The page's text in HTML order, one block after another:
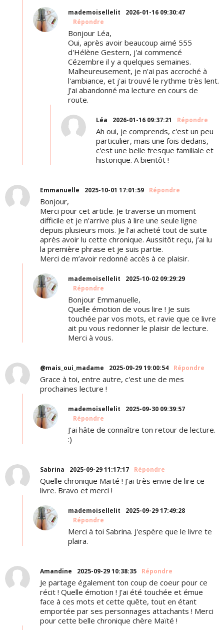
mademoisellelit
2026-01-16 09:30:47
Répondre
Bonjour Léa,
Oui, après avoir beaucoup aimé 555
d'Hélène Gestern, j'ai commencé
Cézembre il y a quelques semaines.
Malheureusement, je n'ai pas accroché à
l'ambiance, et j'ai trouvé le rythme très lent.
J'ai abandonné ma lecture en cours de
route.
Léa 2026-01-16 09:37:21 Répondre
Ah oui, je comprends, c'est un peu
particulier, mais une fois dedans,
c'est une belle fresque familiale et
historique. A bientôt !
Emmanuelle 2025-10-01 17:01:59 Répondre
Bonjour,
Merci pour cet article. Je traverse un moment
difficile et je n’arrive plus à lire une seule ligne
depuis plusieurs mois. Je l’ai acheté tout de suite
après avoir lu cette chronique. Aussitôt reçu, j’ai lu
la première phrase et je suis partie.
Merci de m’avoir redonné accès à ce plaisir.
mademoisellelit
2025-10-02 09:29:29
Répondre
Bonjour Emmanuelle,
Quelle émotion de vous lire ! Je suis
touchée par vos mots, et ravie que ce livre
ait pu vous redonner le plaisir de lecture.
Merci à vous.
@mais_oui_madame 2025-09-29 19:00:54 Répondre
Grace à toi, entre autre, c'est une de mes
prochaines lecture !
mademoisellelit
2025-09-30 09:39:57
Répondre
J'ai hâte de connaître ton retour de lecture.
:)
Sabrina 2025-09-29 11:17:17 Répondre
Quelle chronique Maïté ! J'ai très envie de lire ce
livre. Bravo et merci !
mademoisellelit
2025-09-29 17:49:28
Répondre
Merci à toi Sabrina. J'espère que le livre te
plaira.
Amandine 2025-09-29 10:38:35 Répondre
Je partage également ton coup de coeur pour ce
récit ! Quelle émotion ! J'ai été touchée et émue
face à ces mots et cette quête, tout en étant
emportée par ses personnages attachants ! Merci
pour cette belle chronique chère Maïté !